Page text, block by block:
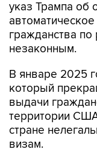
указ Трампа об
гражданства
незаконным.
В январе 2025
который
выдачи
территории
стране
визам.